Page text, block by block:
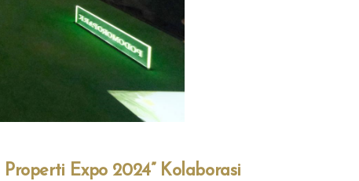
Expo 2024” Kolaborasi